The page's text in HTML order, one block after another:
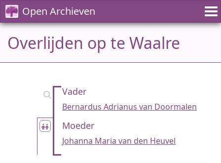
Open Archieven
Overlijden op te Waalre
Vader
Bernardus Adrianus van Doormalen
Moeder
Johanna Maria van den Heuvel